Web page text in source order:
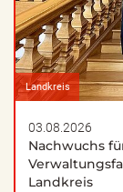
Landkreis
03.08.2026
Nachwuchs
Landkreis